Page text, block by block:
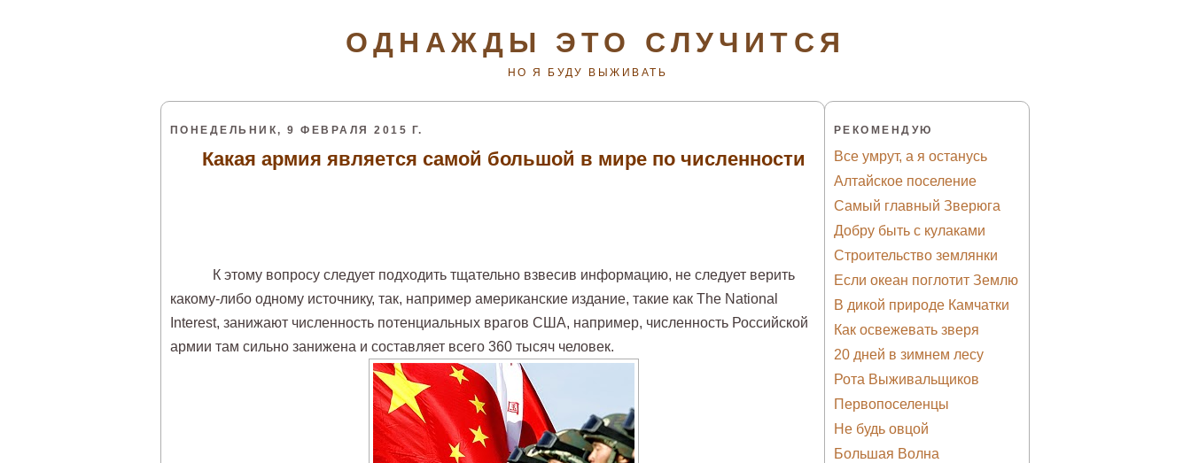
ОДНАЖДЫ ЭТО СЛУЧИТСЯ
НО Я БУДУ ВЫЖИВАТЬ
ПОНЕДЕЛЬНИК, 9 ФЕВРАЛЯ 2015 Г.
Какая армия является самой большой в мире по численности
К этому вопросу следует подходить тщательно взвесив информацию, не следует верить
какому-либо одному источнику, так, например американские издание, такие как The National
Interest, занижают численность потенциальных врагов США, например, численность Российской
армии там сильно занижена и составляет всего 360 тысяч человек.
РЕКОМЕНДУЮ
Все умрут, а я останусь
Алтайское поселение
Самый главный Зверюга
Добру быть с кулаками
Строительство землянки
Если океан поглотит Землю
В дикой природе Камчатки
Как освежевать зверя
20 дней в зимнем лесу
Рота Выживальщиков
Первопоселенцы
Не будь овцой
Большая Волна